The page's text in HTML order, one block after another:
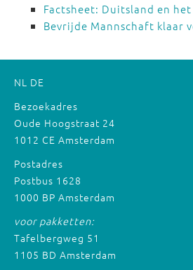
Factsheet: Duitsland en
Bevrijde Mannschaft klaar
NL DE
Bezoekadres
Oude Hoogstraat 24
1012 CE Amsterdam
Postadres
Postbus 1628
1000 BP Amsterdam
voor pakketten:
Tafelbergweg 51
1105 BD Amsterdam